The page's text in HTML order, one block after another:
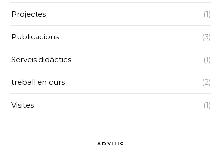
Projectes (1)
Publicacions (3)
Serveis didàctics (1)
treball en curs (2)
Visites (1)